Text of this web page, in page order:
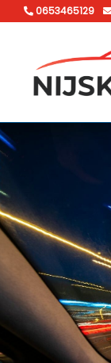
0653465129